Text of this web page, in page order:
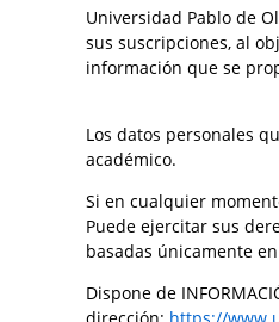
Universidad Pablo de
sus suscripciones, al
información que se
Los datos personales
académico.
Si en cualquier
Puede ejercitar sus
basadas únicamente
Dispone de